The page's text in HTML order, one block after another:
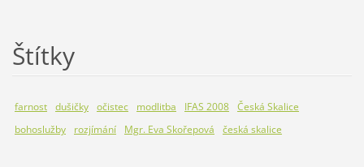
Štítky
farnost dušičky očistec modlitba IFAS 2008 Česká Skalice
bohoslužby
rozjímání Mgr. Eva Skořepová česká skalice